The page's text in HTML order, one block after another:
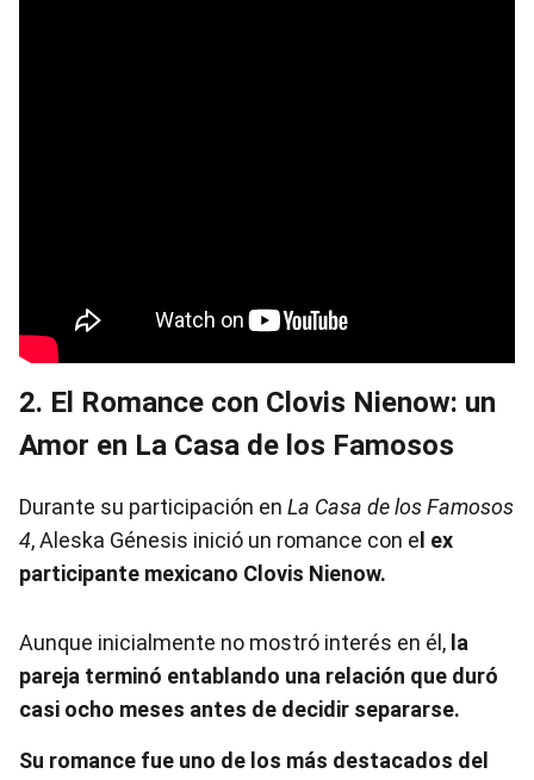
2. El Romance con Clovis Nienow: un
Amor en La Casa de los Famosos
Durante su participación en La Casa de los Famosos
4, Aleska Génesis inició un romance con e l ex
participante mexicano Clovis Nienow.
Aunque inicialmente no mostró interés en él, la
pareja terminó entablando una relación que duró
casi ocho meses antes de decidir separarse.
Su romance fue uno de los más destacados del